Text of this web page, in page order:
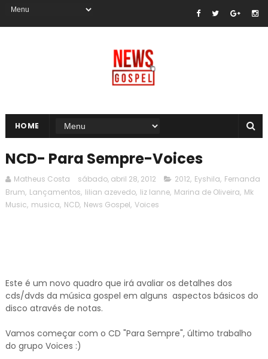
HOME
NCD- Para Sempre-Voices
Matheus Costa sábado, abril 28, 2012 2012, Eyshila, Fernanda
Brum, Lançamentos, lilian azevedo, liz lanne, Marina de Oliveira, Mk
Music, musica, NCD, News Gospel, Voices
Este é um novo quadro que irá avaliar os detalhes dos
cds/dvds da música gospel em alguns aspectos básicos do
disco através de notas.
Vamos começar com o CD "Para Sempre", último trabalho
do grupo Voices :)